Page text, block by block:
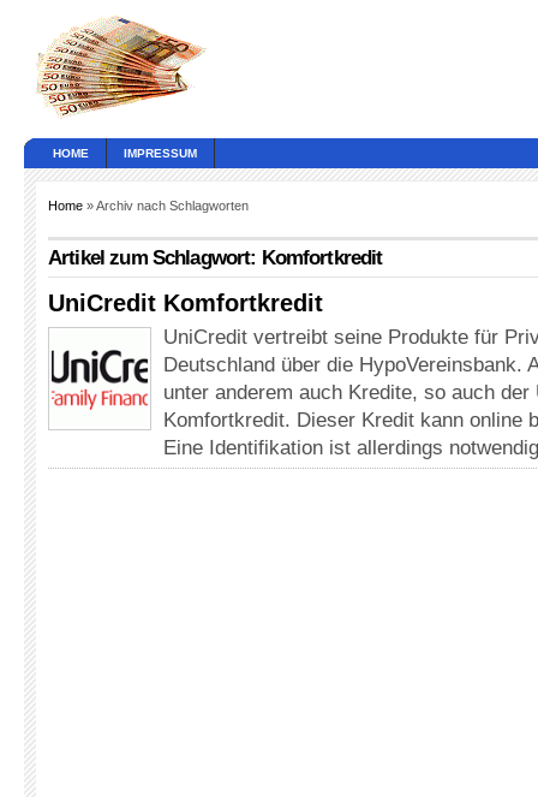
HOME IMPRESSUM
Home » Archiv nach Schlagworten
Artikel zum Schlagwort: Komfortkredit
UniCredit Komfortkredit
UniCredit vertreibt seine Produkte für
Deutschland über die HypoVereinsbank.
unter anderem auch Kredite, so auch der
Komfortkredit. Dieser Kredit kann online
Eine Identifikation ist allerdings